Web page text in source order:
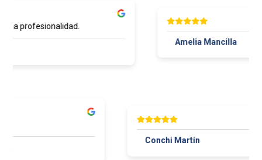
profesionalidad.
Amelia Mancilla
Conchi Martín